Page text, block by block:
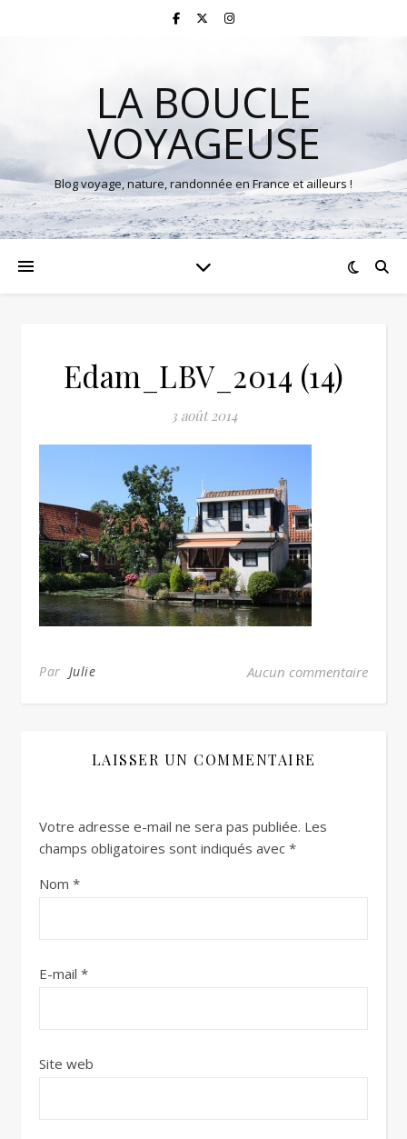
LA BOUCLE
VOYAGEUSE
Blog voyage, nature, randonnée en France et ailleurs !
Edam_LBV_2014 (14)
3 août 2014
Par Julie Aucun commentaire
LAISSER UN COMMENTAIRE
Votre adresse e-mail ne sera pas publiée. Les
champs obligatoires sont indiqués avec *
Nom *
E-mail *
Site web